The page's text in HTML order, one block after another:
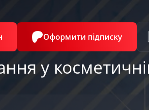
Оформити підписку
у